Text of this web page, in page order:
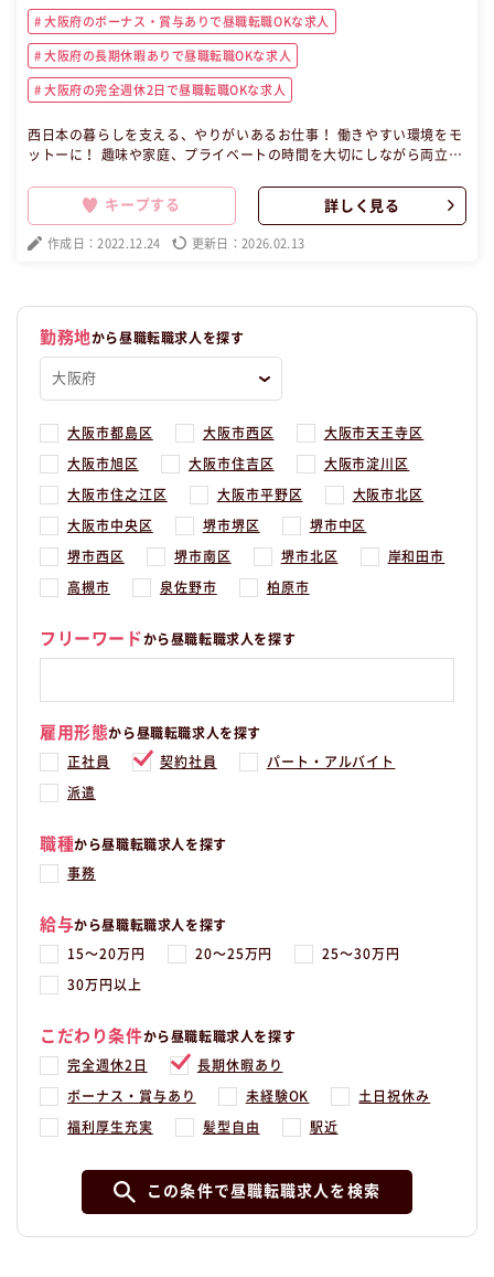
大阪府のボーナス・賞与ありで昼職転職OKな求人
大阪府の長期休暇ありで昼職転職OKな求人
大阪府の完全週休2日で昼職転職OKな求人
西日本の暮らしを支える、やりがいあるお仕事！ 働きやすい環境をモ
ットーに！ 趣味や家庭、プライベートの時間を大切にしながら両立し
にしながら一緒に働きましょう◎ 所属する職場は全員で14名で、20
～30代も多数活躍中してます★ 入社後はOJTで実務を習得して頂きま
す。 先輩スタッフが丁寧に教えてくれるので、自分のペースで仕事を
覚えてください！！ 定期的にミーティングも行っているので、業務の
の昼職へ転職したい方の求人です。
キープする 詳しく見る
作成日：2022.12.24 更新日：2026.02.13
勤務地から昼職転職求人を探す
大阪市都島区 大阪市西区 大阪市天王寺区
大阪市旭区 大阪市住吉区 大阪市淀川区
大阪市住之江区 大阪市平野区 大阪市北区
大阪市中央区 堺市堺区 堺市中区
堺市西区 堺市南区 堺市北区 岸和田市
高槻市 泉佐野市 柏原市
フリーワードから昼職転職求人を探す
雇用形態から昼職転職求人を探す
正社員 契約社員 パート・アルバイト
派遣
職種から昼職転職求人を探す
事務
給与から昼職転職求人を探す
15〜20万円 20〜25万円 25〜30万円
30万円以上
こだわり条件から昼職転職求人を探す
完全週休2日 長期休暇あり
ボーナス・賞与あり 未経験OK 土日祝休み
福利厚生充実 髪型自由 駅近
この条件で昼職転職求人を検索